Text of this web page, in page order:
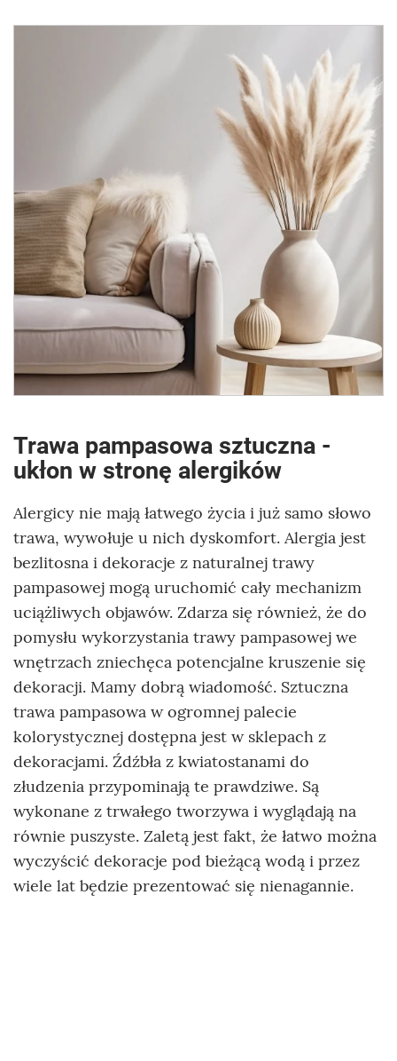
Trawa pampasowa sztuczna -
ukłon w stronę alergików
Alergicy nie mają łatwego życia i już samo słowo
trawa, wywołuje u nich dyskomfort. Alergia jest
bezlitosna i dekoracje z naturalnej trawy
pampasowej mogą uruchomić cały mechanizm
uciążliwych objawów. Zdarza się również, że do
pomysłu wykorzystania trawy pampasowej we
wnętrzach zniechęca potencjalne kruszenie się
dekoracji. Mamy dobrą wiadomość. Sztuczna
trawa pampasowa w ogromnej palecie
kolorystycznej dostępna jest w sklepach z
dekoracjami. Źdźbła z kwiatostanami do
złudzenia przypominają te prawdziwe. Są
wykonane z trwałego tworzywa i wyglądają na
równie puszyste. Zaletą jest fakt, że łatwo można
wyczyścić dekoracje pod bieżącą wodą i przez
wiele lat będzie prezentować się nienagannie.